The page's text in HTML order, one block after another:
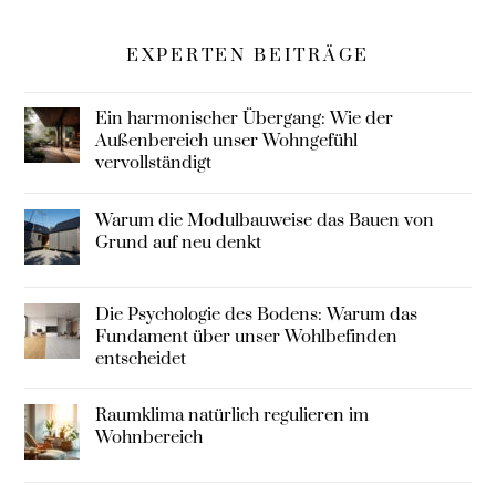
EXPERTEN BEITRÄGE
Ein harmonischer Übergang: Wie der
Außenbereich unser Wohngefühl
vervollständigt
Warum die Modulbauweise das Bauen von
Grund auf neu denkt
Die Psychologie des Bodens: Warum das
Fundament über unser Wohlbefinden
entscheidet
Raumklima natürlich regulieren im
Wohnbereich